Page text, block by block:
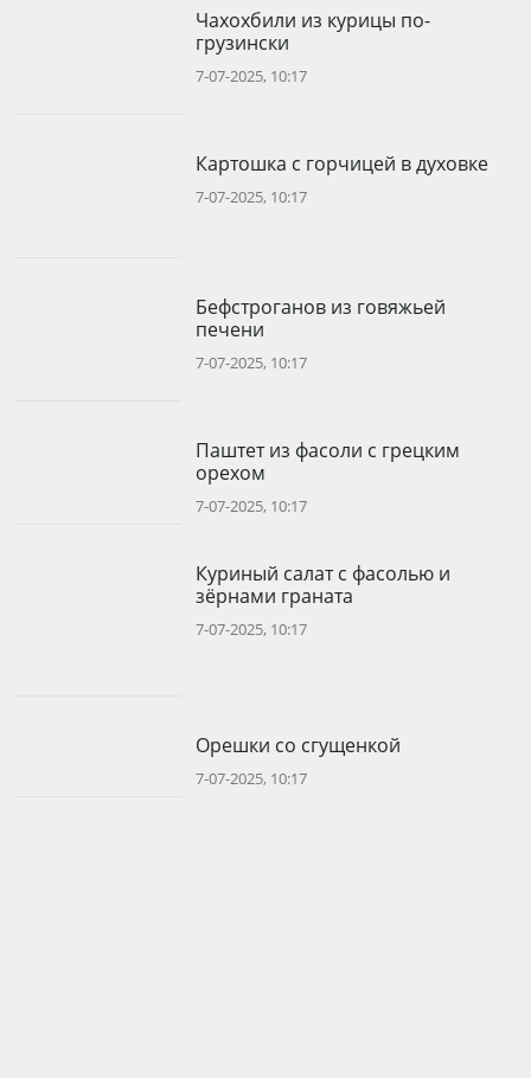
Чахохбили из курицы по-
грузински
7-07-2025, 10:17
Картошка с горчицей в духовке
7-07-2025, 10:17
Бефстроганов из говяжьей
печени
7-07-2025, 10:17
Паштет из фасоли с грецким
орехом
7-07-2025, 10:17
Куриный салат с фасолью и
зёрнами граната
7-07-2025, 10:17
Орешки со сгущенкой
7-07-2025, 10:17